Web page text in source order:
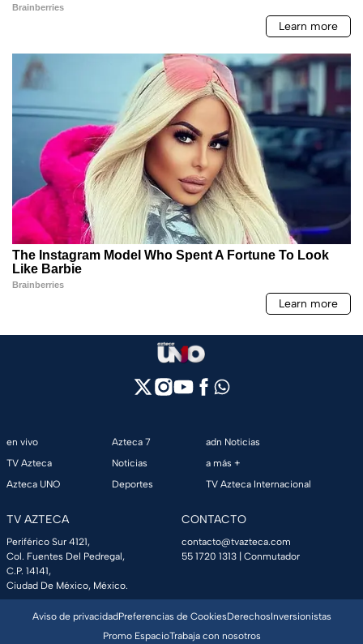
en vivo
TV Azteca
Azteca UNO
Azteca 7
Noticias
Deportes
adn Noticias
a más +
TV Azteca Internacional
TV AZTECA
Periférico Sur 4121,
Col. Fuentes Del Pedregal,
C.P. 14141,
Ciudad De México, México.
CONTACTO
contacto@tvazteca.com
55 1720 1313 | Conmutador
Aviso de privacidadPreferencias de CookiesDerechosInversionistas
Promo EspacioTrabaja con nosotros